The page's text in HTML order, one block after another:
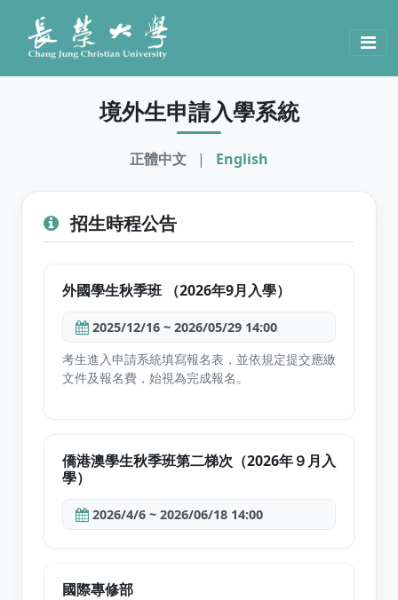
境外生申請入學系統
正體中文 | English
招生時程公告
外國學生秋季班 （2026年9月入學）
2025/12/16 ~ 2026/05/29 14:00
考生進入申請系統填寫報名表，並依規定提交應繳
文件及報名費，始視為完成報名。
僑港澳學生秋季班第二梯次（2026年９月入
學）
2026/4/6 ~ 2026/06/18 14:00
國際專修部